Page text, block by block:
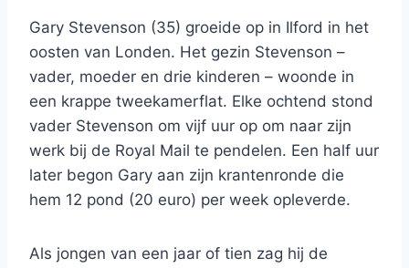
Gary Stevenson (35) groeide op in Ilford in het
oosten van Londen. Het gezin Stevenson –
vader, moeder en drie kinderen – woonde in
een krappe tweekamerflat. Elke ochtend stond
vader Stevenson om vijf uur op om naar zijn
werk bij de Royal Mail te pendelen. Een half uur
later begon Gary aan zijn krantenronde die
hem 12 pond (20 euro) per week opleverde.
Als jongen van een jaar of tien zag hij de